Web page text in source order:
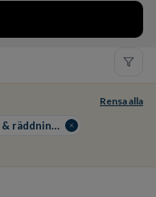
Rensa alla
Försvar, säkerhet & räddningstjänst